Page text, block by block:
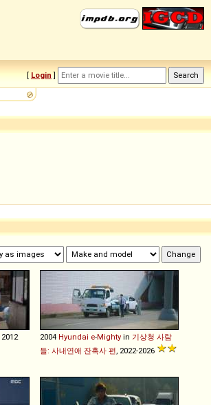
[ Login ]
, 2012 2004 Hyundai e-Mighty in 기상청 사람
들: 사내연애 잔혹사 편 , 2022-2026